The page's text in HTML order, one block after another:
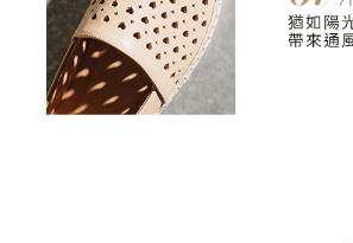
恩沛科技股份有限公司將有權停止該用戶之使用額